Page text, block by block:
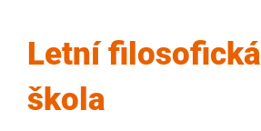
Letní filosofická
škola